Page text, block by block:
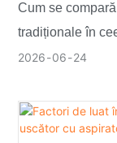
Cum se
tradiționale în
puritatea, plus
2026 06 24